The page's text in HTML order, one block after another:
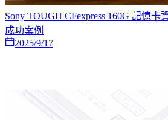
Sony TOUGH CFexpress 160G 記憶卡
成功案例
2025/9/17